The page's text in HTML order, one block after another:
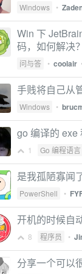
Windows •
Win 下
码，如何解决？
问与答 • coolair
手贱将自己从
Windows •
go 编译的 exe
1 Go 编程语言
是我孤陋寡闻
PowerShell •
开机的时候自
8 程序员 •
分享一个可以